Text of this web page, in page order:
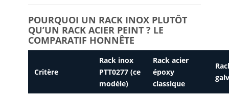
POURQUOI UN RACK INOX PLUTÔT
QU’UN RACK ACIER PEINT ? LE
COMPARATIF HONNÊTE
Critère
Rack inox
PTT0277 (ce
modèle)
Rack acier
époxy
classique